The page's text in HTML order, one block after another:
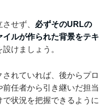
せず、 必ずそのURLの
ルが作られた背景をテキ
けましょう。
れていれば、後からプロ
任者から引き継いだ担当
状況を把握できるように